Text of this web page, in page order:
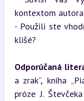
kontextom
- Použili ste
klišé?
Odporúčaná
a zrak“, kniha
próze J.